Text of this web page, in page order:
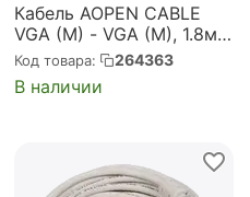
Кабель AOPEN CABLE
VGA (M) - VGA (M), 1.8м
QUST (ACG341AD-1.8M)
Код товара: 264363
В наличии